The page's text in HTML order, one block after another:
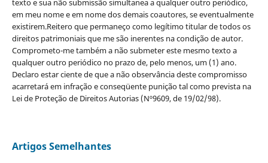
texto e sua não submissão simultanea a qualquer outro periódico,
em meu nome e em nome dos demais coautores, se eventualmente
existirem.Reitero que permaneço como legítimo titular de todos os
direitos patrimoniais que me são inerentes na condição de autor.
Comprometo-me também a não submeter este mesmo texto a
qualquer outro periódico no prazo de, pelo menos, um (1) ano.
Declaro estar ciente de que a não observância deste compromisso
acarretará em infração e conseqüente punição tal como prevista na
Lei de Proteção de Direitos Autorias (Nº9609, de 19/02/98).
Artigos Semelhantes